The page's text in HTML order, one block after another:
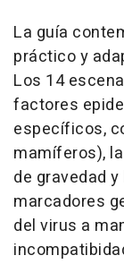
La guía
práctico y
Los 14
factores
específicos,
mamíferos),
de gravedad
marcadores
del virus a